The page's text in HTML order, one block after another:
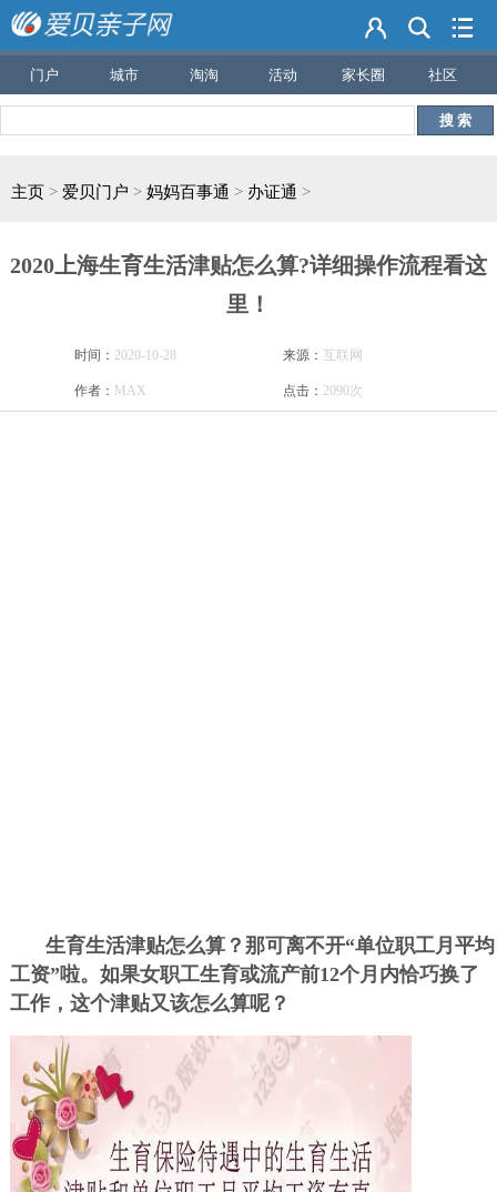
门户 城市 淘淘 活动 家长圈 社区
搜 索
主页 > 爱贝门户 > 妈妈百事通 > 办证通 >
2020上海生育生活津贴怎么算?详细操作流程看这
里！
时间： 2020-10-28 来源：互联网
作者： MAX 点击： 2090次
生育生活津贴怎么算？那可离不开“单位职工月平均
工资”啦。如果女职工生育或流产前12个月内恰巧换了
工作，这个津贴又该怎么算呢？